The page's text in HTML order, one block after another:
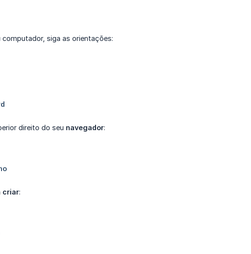
computador, siga as orientações:
direito do seu navegador:
criar: